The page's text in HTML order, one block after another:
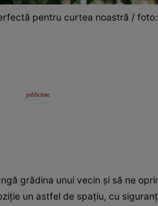
pentru curtea noastră /
grădina unui vecin și să ne
un astfel de spațiu, cu